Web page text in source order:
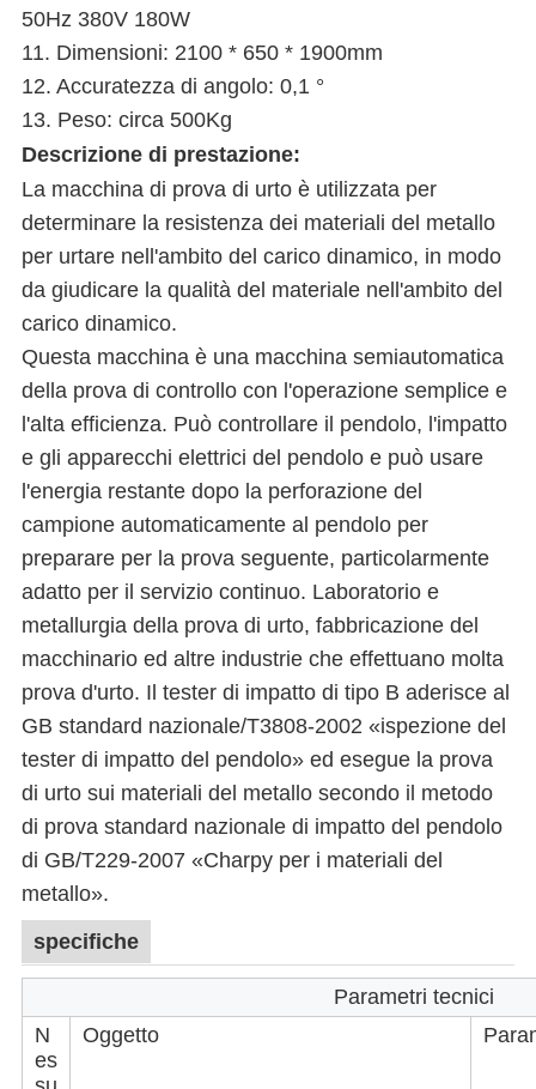
50Hz 380V 180W
11. Dimensioni: 2100 * 650 * 1900mm
12. Accuratezza di angolo: 0,1 °
13. Peso: circa 500Kg
Descrizione di prestazione:
La macchina di prova di urto è utilizzata per
determinare la resistenza dei materiali del metallo
per urtare nell'ambito del carico dinamico, in modo
da giudicare la qualità del materiale nell'ambito del
carico dinamico.
Questa macchina è una macchina semiautomatica
della prova di controllo con l'operazione semplice e
l'alta efficienza. Può controllare il pendolo, l'impatto
e gli apparecchi elettrici del pendolo e può usare
l'energia restante dopo la perforazione del
campione automaticamente al pendolo per
preparare per la prova seguente, particolarmente
adatto per il servizio continuo. Laboratorio e
metallurgia della prova di urto, fabbricazione del
macchinario ed altre industrie che effettuano molta
prova d'urto. Il tester di impatto di tipo B aderisce al
GB standard nazionale/T3808-2002 «ispezione del
tester di impatto del pendolo» ed esegue la prova
di urto sui materiali del metallo secondo il metodo
di prova standard nazionale di impatto del pendolo
di GB/T229-2007 «Charpy per i materiali del
metallo».
specifiche
Parametri tecnici
N
es
Oggetto